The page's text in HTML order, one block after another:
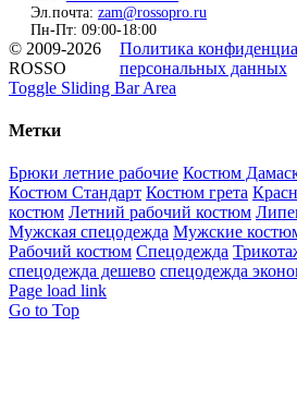
Эл.почта: zam@rossopro.ru
Пн-Пт: 09:00-18:00
© 2009-2026
ROSSO
Политика
персональных данных
Toggle Sliding Bar Area
Метки
Брюки летние рабочие Костюм
Костюм Стандарт Костюм грета
костюм Летний рабочий костюм
Мужская спецодежда Мужские
Рабочий костюм Спецодежда
спецодежда дешево спецодежда
Page load link
Go to Top